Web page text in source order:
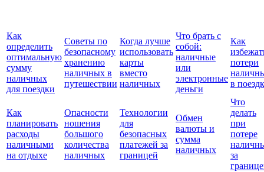
Как
определить
оптимальную
сумму
наличных
для поездки
Советы по
безопасному
хранению
наличных в
путешествии
Когда лучше
использовать
карты
вместо
наличных
Что брать с
собой:
наличные
или
электронные
деньги
Как
потери
в
Как
планировать
расходы
наличными
на отдыхе
Опасности
ношения
большого
количества
наличных
Технологии
для
безопасных
платежей за
границей
Обмен
валюты и
сумма
наличных
Что
делать
при
потере
за